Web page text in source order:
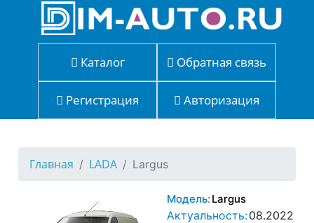
Каталог Обратная связь
Регистрация Авторизация
Главная LADA Largus
Модель: Largus
Актуальность:08.2022